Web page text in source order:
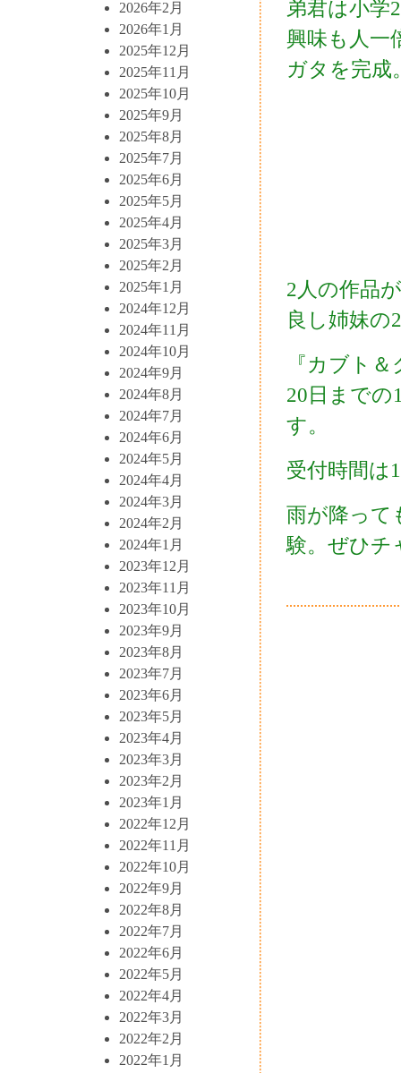
2026年2月
2026年1月
2025年12月
2025年11月
2025年10月
2025年9月
2025年8月
2025年7月
2025年6月
2025年5月
2025年4月
2025年3月
2025年2月
2025年1月
2024年12月
2024年11月
2024年10月
2024年9月
2024年8月
2024年7月
2024年6月
2024年5月
2024年4月
2024年3月
2024年2月
2024年1月
2023年12月
2023年11月
2023年10月
2023年9月
2023年8月
2023年7月
2023年6月
2023年5月
2023年4月
2023年3月
2023年2月
2023年1月
2022年12月
2022年11月
2022年10月
2022年9月
2022年8月
2022年7月
2022年6月
2022年5月
2022年4月
2022年3月
2022年2月
2022年1月
弟君は小学
興味も人一
ガタを完成
2人の作品
良し姉妹の
『カブト
20日までの
す。
受付時間は
雨が降って
験。ぜひチ